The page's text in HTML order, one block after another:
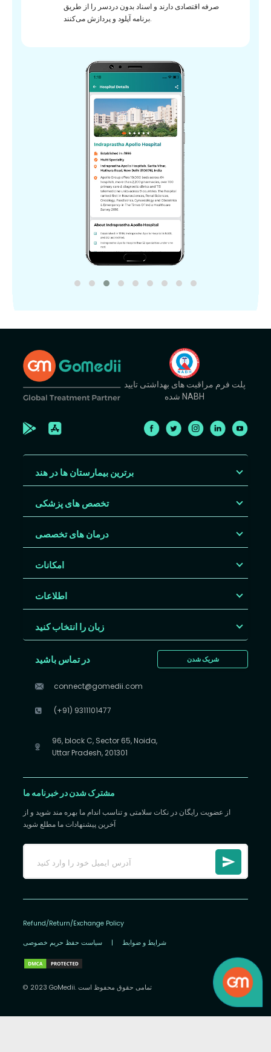
صرفه اقتصادی دارند و اسناد بدون دردسر را از طریق
برنامه آپلود و پردازش می‌کنند.
پلت فرم مراقبت های بهداشتی تایید
شده NABH
برترین بیمارستان ها در هند
تخصص های پزشکی
درمان های تخصصی
امکانات
اطلاعات
زبان را انتخاب کنید
شریک شدن در تماس باشید
connect@gomedii.com
(+91) 9311101477
96, block C, Sector 65, Noida,
Uttar Pradesh, 201301
مشترک شدن در خبرنامه ما
از عضویت رایگان در نکات سلامتی و تناسب اندام ما بهره مند شوید و از
آخرین پیشنهادات ما مطلع شوید
Refund/Return/Exchange Policy
سیاست حفظ حریم خصوصی | شرایط و ضوابط
© 2023 GoMedii. تمامی حقوق محفوظ است